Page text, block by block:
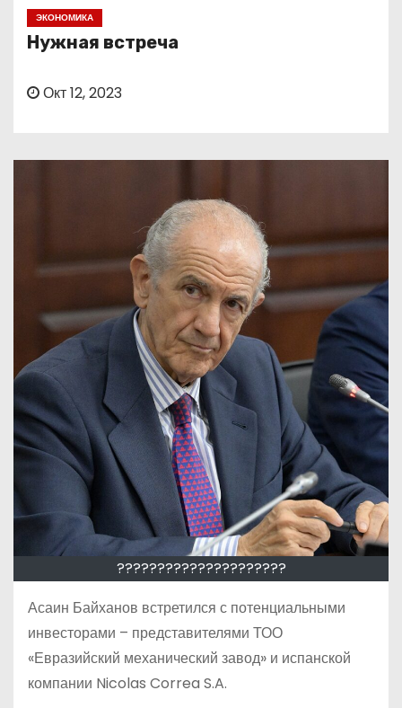
ЭКОНОМИКА
Нужная встреча
Окт 12, 2023
?????????????????????
Асаин Байханов встретился с потенциальными
инвесторами – представителями ТОО
«Евразийский механический завод» и испанской
компании Nicolas Correa S.A.